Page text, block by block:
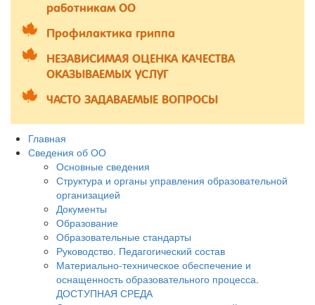
работникам ОО
Профилактика гриппа
НЕЗАВИСИМАЯ ОЦЕНКА КАЧЕСТВА
ОКАЗЫВАЕМЫХ УСЛУГ
ЧАСТО ЗАДАВАЕМЫЕ ВОПРОСЫ
Главная
Сведения об ОО
Основные сведения
Структура и органы управления образовательной
организацией
Документы
Образование
Образовательные стандарты
Руководство. Педагогический состав
Материально-техническое обеспечение и
оснащенность образовательного процесса.
ДОСТУПНАЯ СРЕДА